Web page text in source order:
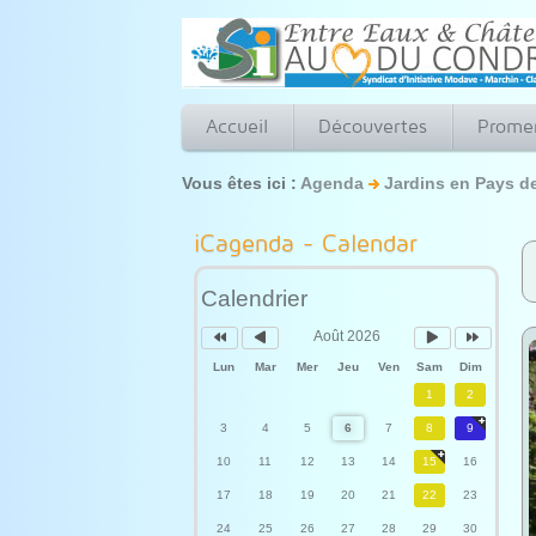
Accueil Découvertes
Vous êtes ici : Agenda Jardins en Pays
iCagenda - Calendar
Calendrier
Août 2026
Lun Mar Mer Jeu Ven Sam Dim
1 2
3 4 5 6 7 8 9
10 11 12 13 14 15 16
17 18 19 20 21 22 23
24 25 26 27 28 29 30